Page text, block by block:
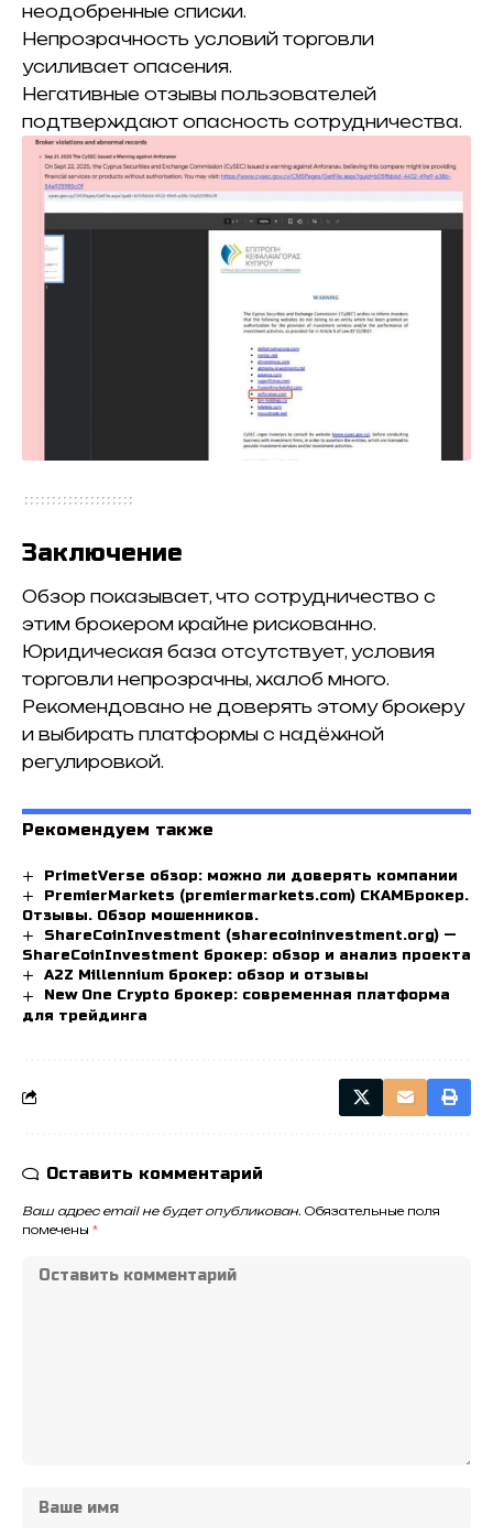
неодобренные списки.
Непрозрачность условий торговли
усиливает опасения.
Негативные отзывы пользователей
подтверждают опасность сотрудничества.
Заключение
Обзор показывает, что сотрудничество с
этим брокером крайне рискованно.
Юридическая база отсутствует, условия
торговли непрозрачны, жалоб много.
Рекомендовано не доверять этому брокеру
и выбирать платформы с надёжной
регулировкой.
Рекомендуем также
PrimetVerse обзор: можно ли доверять компании
PremierMarkets (premiermarkets.com) СКАМБрокер.
Отзывы. Обзор мошенников.
ShareCoinInvestment (sharecoininvestment.org) —
ShareCoinInvestment брокер: обзор и анализ проекта
A2Z Millennium брокер: обзор и отзывы
New One Crypto брокер: современная платформа
для трейдинга
Оставить комментарий
Ваш адрес email не будет опубликован. Обязательные поля
помечены *